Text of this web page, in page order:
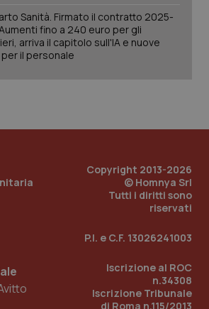
Sanità. Firmato il contratto 2025-
fino a 240 euro per gli
arriva il capitolo sull'IA e nuove
il personale
Copyright 2013-2026
© Homnya Srl
Tutti i diritti sono
riservati
P.I. e C.F. 13026241003
Iscrizione al ROC
n.34308
Iscrizione Tribunale
di Roma n.115/2013